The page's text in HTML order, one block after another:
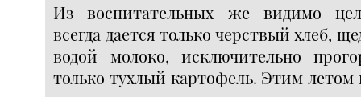
Из воспитательных же видимо
всегда дается только черствый хлеб,
водой молоко, исключительно
только тухлый картофель. Этим